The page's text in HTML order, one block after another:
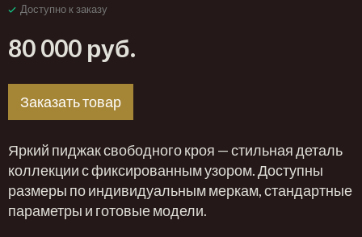
Доступно к заказу
80 000 руб.
Заказать товар
Яркий пиджак свободного кроя — стильная деталь
коллекции с фиксированным узором. Доступны
размеры по индивидуальным меркам, стандартные
параметры и готовые модели.